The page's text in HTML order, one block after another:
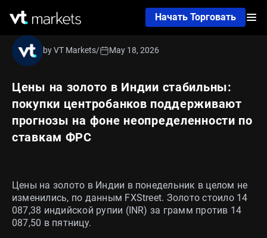
Начать Торговать
Цены на золото в Индии стабильны:
покупки центробанков поддерживают
прогнозы на фоне неопределенности по
ставкам ФРС
by VT Markets/ May 18, 2026
Цены на золото в Индии в понедельник в целом не
изменились, по данным FXStreet. Золото стоило 14
087,38 индийской рупии (INR) за грамм против 14
087,50 в пятницу.